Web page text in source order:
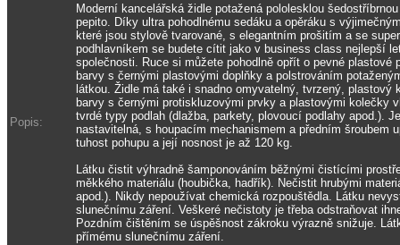
Popis:
Moderní kancelářská židle potažená pololesklou
pepito. Díky ultra pohodlnému sedáku a opěráku s
které jsou stylově tvarované, s elegantním prošitím a se
podhlavníkem se budete cítit jako v business class nejlepší
společnosti. Ruce si můžete pohodlně opřít o pevné plastové
barvy s černými plastovými doplňky a polstrováním
látkou. Židle má také i snadno omyvatelný, tvrzený, plastový
barvy s černými protiskluzovými prvky a plastovými kolečky
tvrdé typy podlah (dlažba, parkety, plovoucí podlahy apod.).
nastavitelná, s houpacím mechanismem a předním šroubem
tuhost pohupu a její nosnost je až 120 kg.
Látku čistit výhradně šamponováním běžnými čistícími
měkkého materiálu (houbička, hadřík). Nečistit hrubými
apod.). Nikdy nepoužívat chemická rozpouštědla. Látku
slunečnímu záření. Veškeré nečistoty je třeba odstraňovat
Pozdním čištěním se úspěšnost zákroku výrazně snižuje.
přímému slunečnímu záření.